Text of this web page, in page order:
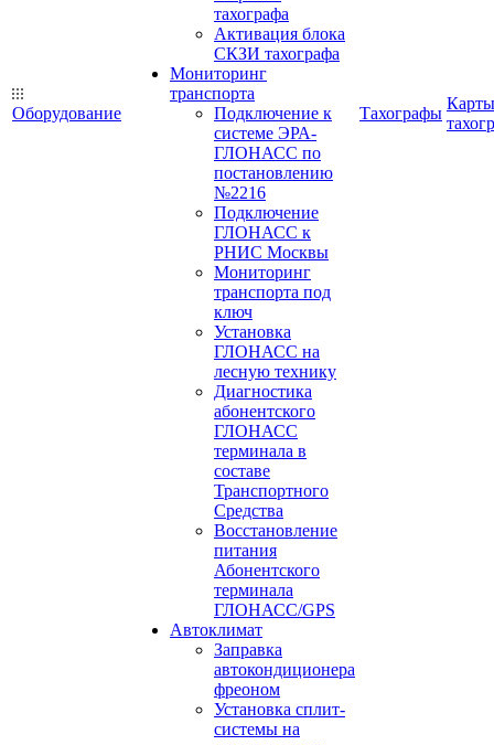
Оборудование
тахографа
Активация блока
СКЗИ тахографа
Мониторинг
транспорта
Подключение к
системе ЭРА-
ГЛОНАСС по
постановлению
№2216
Подключение
ГЛОНАСС к
РНИС Москвы
Мониторинг
транспорта под
ключ
Установка
ГЛОНАСС на
лесную технику
Диагностика
абонентского
ГЛОНАСС
терминала в
составе
Транспортного
Средства
Восстановление
питания
Абонентского
терминала
ГЛОНАСС/GPS
Автоклимат
Заправка
автокондиционера
фреоном
Установка сплит-
системы на
Тахографы
Карты